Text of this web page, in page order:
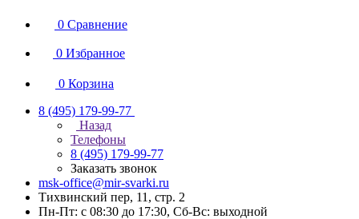
0 Сравнение
0 Избранное
0 Корзина
8 (495) 179-99-77
Назад
Телефоны
8 (495) 179-99-77
Заказать звонок
msk-office@mir-svarki.ru
Тихвинский пер, 11, стр. 2
Пн-Пт: с 08:30 до 17:30, Сб-Вс: выходной